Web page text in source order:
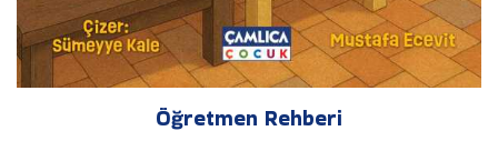
Öğretmen Rehberi